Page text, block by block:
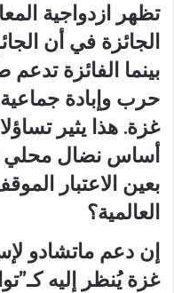
تظهر ازدواجية
الجائزة في أن
بينما الفائزة
حرب وإبادة
غزة. هذا يثير
أساس نضال محلي
بعين الاعتبار
العالمية؟
إن دعم ماتشادو
غزة يُنظر إليه